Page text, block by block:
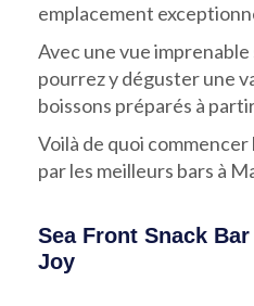
emplacement
Avec une vue imprenable
pourrez y déguster une
boissons préparés à
Voilà de quoi
par les meilleurs bars à
Sea Front Snack
Joy